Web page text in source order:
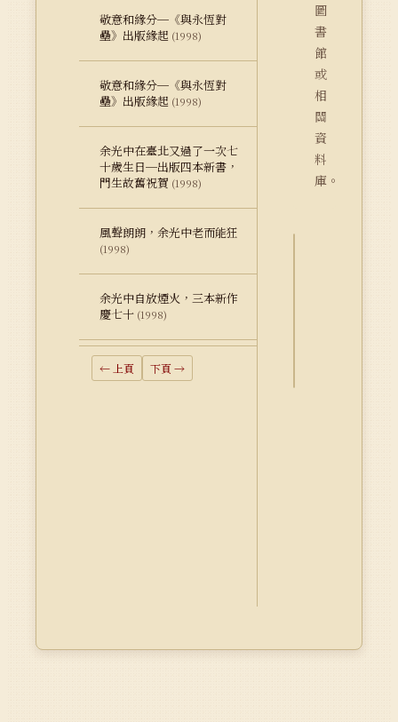
敬意和緣分─《與永恆對
壘》出版緣起 (1998)
敬意和緣分─《與永恆對
壘》出版緣起 (1998)
余光中在臺北又過了一次七
十歲生日─出版四本新書，
門生故舊祝賀 (1998)
風聲朗朗，余光中老而能狂
(1998)
余光中自放煙火，三本新作
慶七十 (1998)
← 上頁 下頁 →
圖
書
館
或
相
關
資
料
庫。